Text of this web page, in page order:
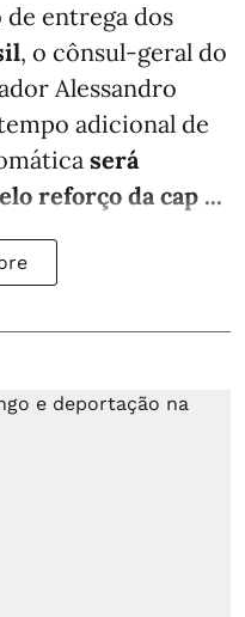
entrega dos
, o cônsul-geral do
Alessandro
adicional de
será
reforço da cap ...